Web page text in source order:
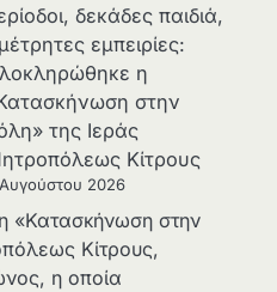
δεκάδες παιδιά,
εμπειρίες:
η
στην
της Ιεράς
Κίτρους
2026
«Κατασκήνωση στην
Κίτρους,
η οποία